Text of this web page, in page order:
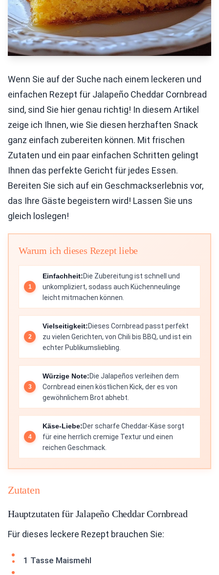
Wenn Sie auf der Suche nach einem leckeren und
einfachen Rezept für Jalapeño Cheddar Cornbread
sind, sind Sie hier genau richtig! In diesem Artikel
zeige ich Ihnen, wie Sie diesen herzhaften Snack
ganz einfach zubereiten können. Mit frischen
Zutaten und ein paar einfachen Schritten gelingt
Ihnen das perfekte Gericht für jedes Essen.
Bereiten Sie sich auf ein Geschmackserlebnis vor,
das Ihre Gäste begeistern wird! Lassen Sie uns
gleich loslegen!
Warum ich dieses Rezept liebe
Einfachheit:Die Zubereitung ist schnell und
unkompliziert, sodass auch Küchenneulinge
leicht mitmachen können.
Vielseitigkeit:Dieses Cornbread passt perfekt
zu vielen Gerichten, von Chili bis BBQ, und ist ein
echter Publikumsliebling.
Würzige Note:Die Jalapeños verleihen dem
Cornbread einen köstlichen Kick, der es von
gewöhnlichem Brot abhebt.
Käse-Liebe:Der scharfe Cheddar-Käse sorgt
für eine herrlich cremige Textur und einen
reichen Geschmack.
Zutaten
Hauptzutaten für Jalapeño Cheddar Cornbread
Für dieses leckere Rezept brauchen Sie:
1 Tasse Maismehl